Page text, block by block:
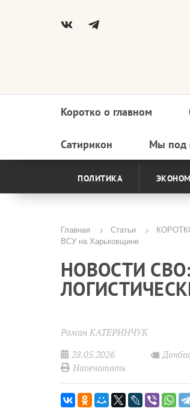
Основная
навигация
Коротко о главном
Сатирикон Мы под
ПОЛИТИКА
Строка
навигации
Главная Статьи
ВСУ на Харьковщине
НОВОСТИ
Роман КАТЕРИНЧУК
28.05.2026
Напечатать